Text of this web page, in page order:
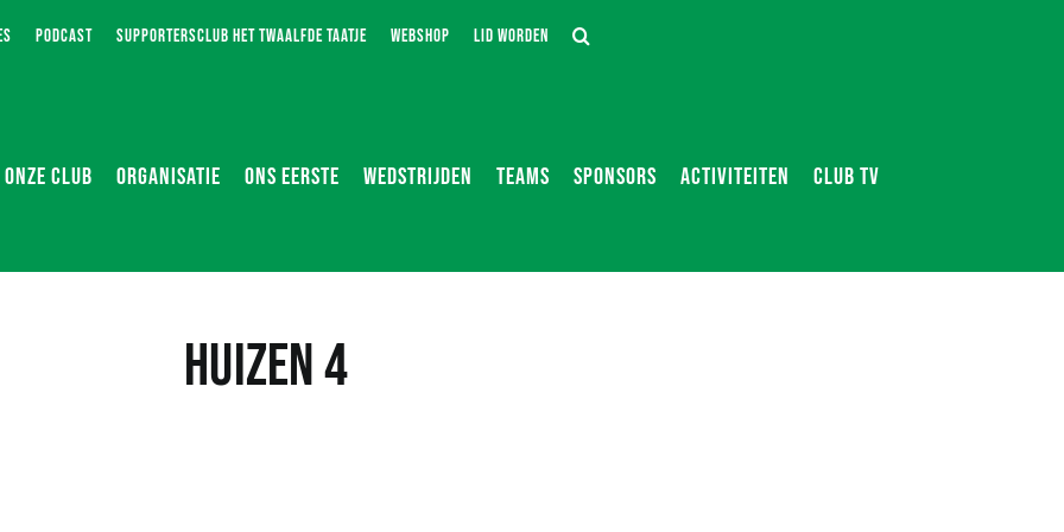
PODCAST SUPPORTERSCLUB HET TWAALFDE TAATJE WEBSHOP LID WORDEN
ONZE CLUB ORGANISATIE ONS EERSTE WEDSTRIJDEN TEAMS SPONSORS ACTIVITEITEN CLUB TV
Huizen 4